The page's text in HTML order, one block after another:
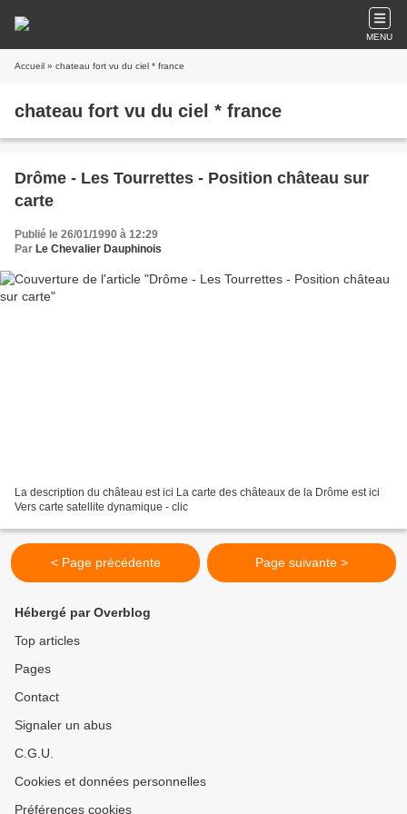
MENU
Accueil » chateau fort vu du ciel * france
chateau fort vu du ciel * france
Drôme - Les Tourrettes - Position château sur
carte
Publié le 26/01/1990 à 12:29
Par Le Chevalier Dauphinois
La description du château est ici La carte des châteaux de la Drôme est ici
Vers carte satellite dynamique - clic
< Page précédente Page suivante >
Hébergé par Overblog
Top articles
Pages
Contact
Signaler un abus
C.G.U.
Cookies et données personnelles
Préférences cookies